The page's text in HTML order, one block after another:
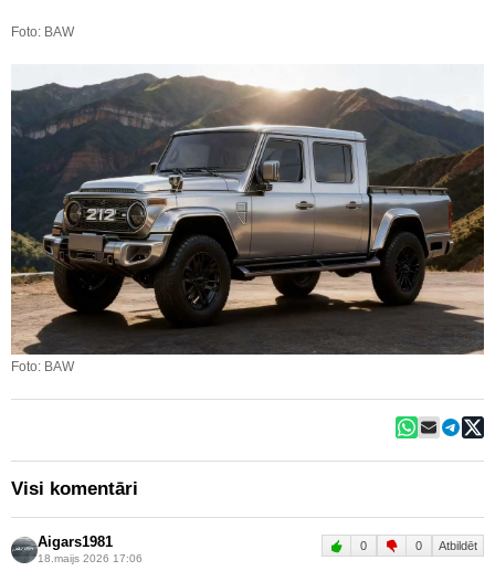
Foto: BAW
Foto: BAW
Visi komentāri
Aigars1981
18.maijs 2026 17:06
0 0 Atbildēt